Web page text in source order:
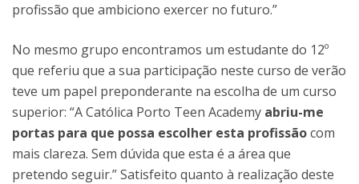
profissão que ambiciono exercer no futuro.”
No mesmo grupo encontramos um estudante do 12º
que referiu que a sua participação neste curso de verão
teve um papel preponderante na escolha de um curso
superior: “A Católica Porto Teen Academy abriu-me
portas para que possa escolher esta profissãocom
mais clareza. Sem dúvida que esta é a área que
pretendo seguir.” Satisfeito quanto à realização deste